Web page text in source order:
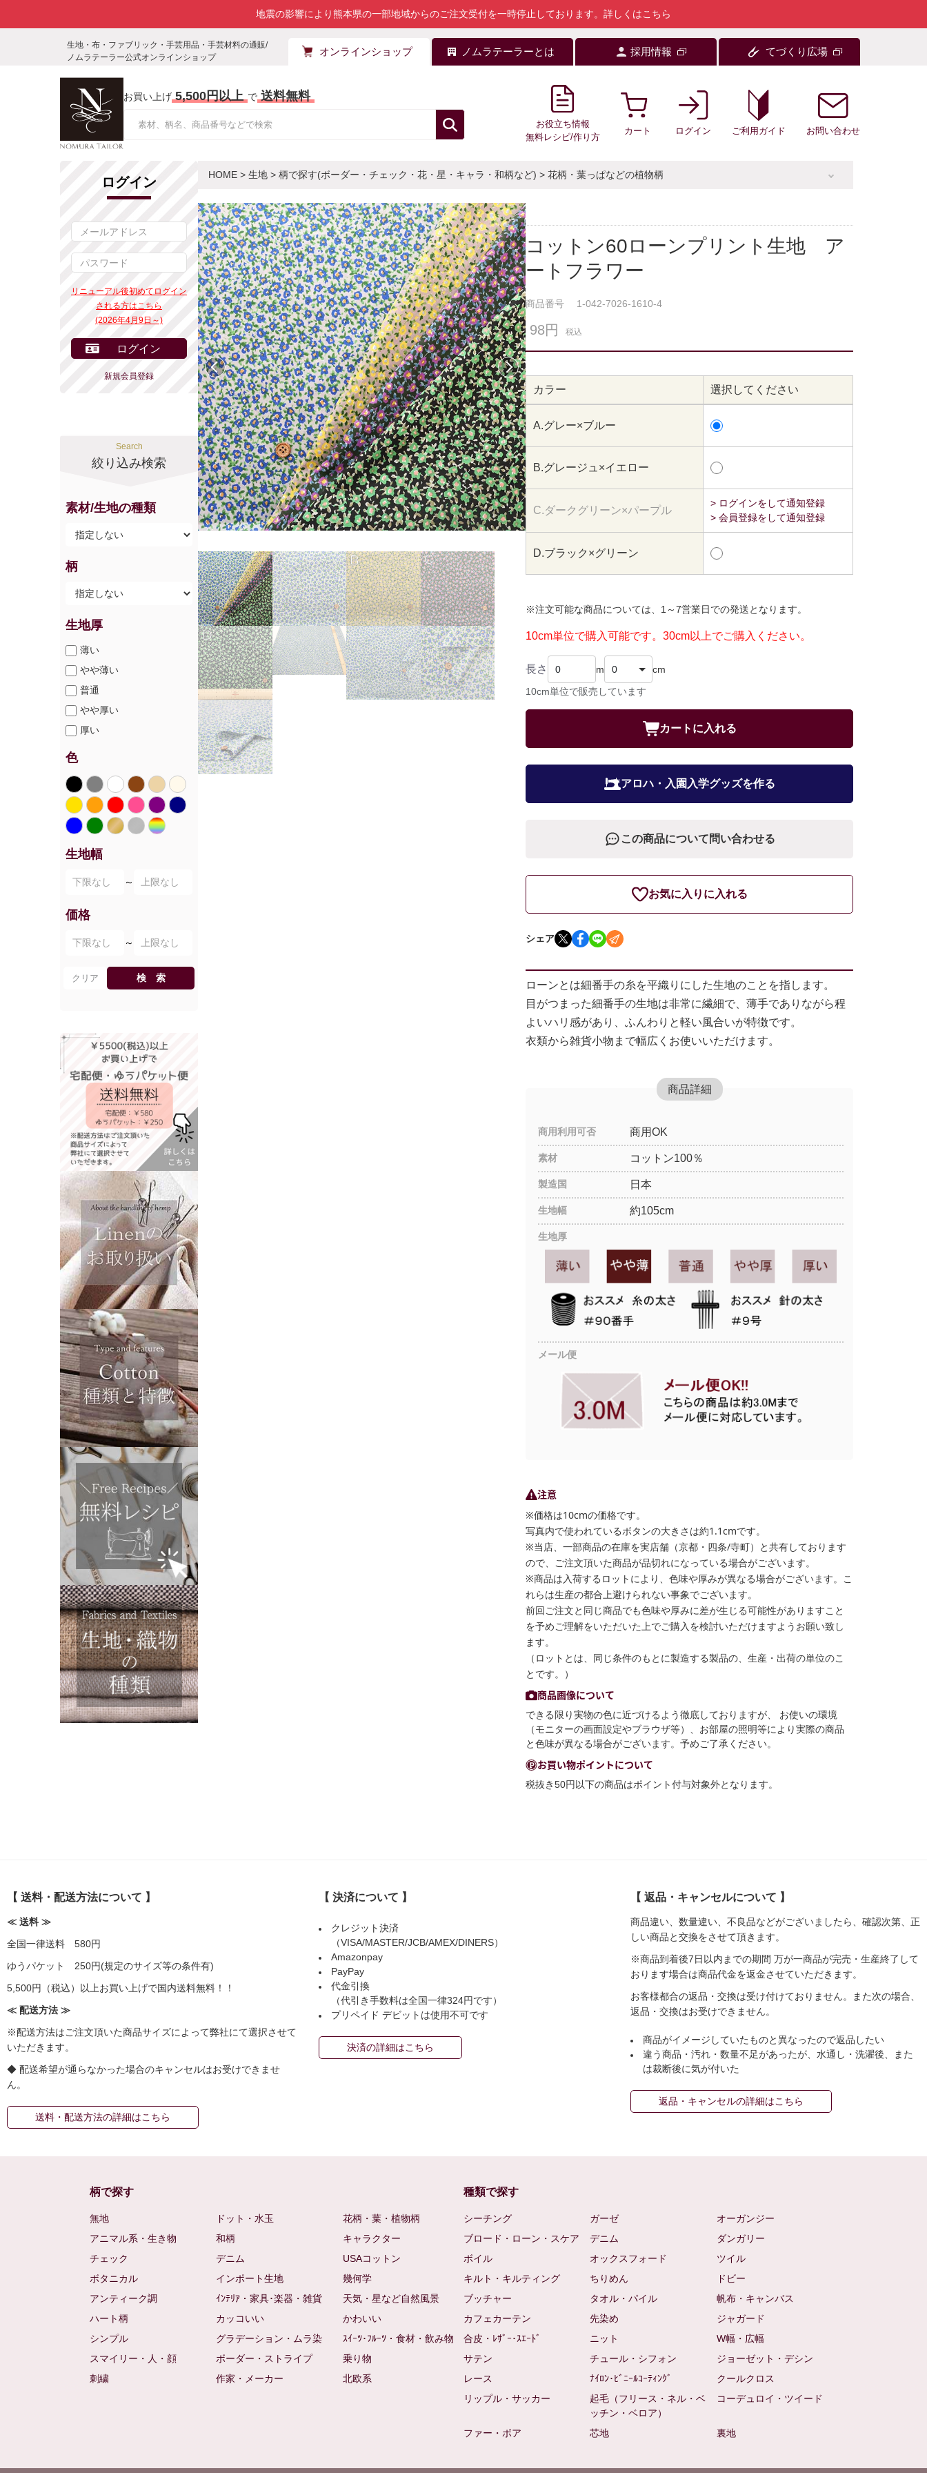
地震の影響により熊本県の一部地域からのご注文受付を一時停止しております。 詳しくはこちら
生地・布・ファブリック・手芸用品・手芸材料の通販/
ノムラテーラー公式オンラインショップ
オンラインショップ ノムラテーラーとは 採用情報 てづくり広場
お買い上げ 5,500円以上 で 送料無料
お役立ち情報
無料レシピ/作り方
カート ログイン ご利用ガイド お問い合わせ
ログイン
リニューアル後初めてログイン
される方はこちら
(2026年4月9日～)
ログイン
新規会員登録
Search
絞り込み検索
素材/生地の種類
柄
生地厚
薄い
やや薄い
普通
やや厚い
厚い
色
生地幅
～
価格
～
クリア 検 索
HOME > 生地 > 柄で探す(ボーダー・チェック・花・星・キャラ・和柄など) > 花柄・葉っぱなどの植物柄
前へ 次へ
コットン60ローンプリント生地 ア
ートフラワー
商品番号 1-042-7026-1610-4
98円 税込
カラー 選択してください
A.グレー×ブルー
B.グレージュ×イエロー
C.ダークグリーン×パープル
> ログインをして通知登録
> 会員登録をして通知登録
D.ブラック×グリーン
※注文可能な商品については、1～7営業日での発送となります。
10cm単位で購入可能です。30cm以上でご購入ください。
長さ m cm
10cm単位で販売しています
カートに入れる
アロハ・入園入学グッズを作る
この商品について問い合わせる
お気に入りに入れる
シェア
ローンとは細番手の糸を平織りにした生地のことを指します。
目がつまった細番手の生地は非常に繊細で、薄手でありながら程
よいハリ感があり、ふんわりと軽い風合いが特徴です。
衣類から雑貨小物まで幅広くお使いいただけます。
商品詳細
商用利用可否 商用OK
素材 コットン100％
製造国 日本
生地幅 約105cm
生地厚
メール便
注意
※価格は10cmの価格です。
写真内で使われているボタンの大きさは約1.1cmです。
※当店、一部商品の在庫を実店舗（京都・四条/寺町）と共有しております
ので、ご注文頂いた商品が品切れになっている場合がございます。
※商品は入荷するロットにより、色味や厚みが異なる場合がございます。こ
れらは生産の都合上避けられない事象でございます。
前回ご注文と同じ商品でも色味や厚みに差が生じる可能性がありますこと
を予めご理解をいただいた上でご購入を検討いただけますようお願い致し
ます。
（ロットとは、同じ条件のもとに製造する製品の、生産・出荷の単位のこ
とです。）
商品画像について
できる限り実物の色に近づけるよう徹底しておりますが、 お使いの環境
（モニターの画面設定やブラウザ等）、お部屋の照明等により実際の商品
と色味が異なる場合がございます。予めご了承ください。
お買い物ポイントについて
税抜き50円以下の商品はポイント付与対象外となります。
【 送料・配送方法について 】
≪ 送料 ≫
全国一律送料 580円
ゆうパケット 250円(規定のサイズ等の条件有)
5,500円（税込）以上お買い上げで国内送料無料！！
≪ 配送方法 ≫
※配送方法はご注文頂いた商品サイズによって弊社にて選択させて
いただきます。
◆ 配送希望が通らなかった場合のキャンセルはお受けできませ
ん。
送料・配送方法の詳細はこちら
【 決済について 】
クレジット決済
（VISA/MASTER/JCB/AMEX/DINERS）
Amazonpay
PayPay
代金引換
（代引き手数料は全国一律324円です）
プリペイド デビットは使用不可です
決済の詳細はこちら
【 返品・キャンセルについて 】
商品違い、数量違い、不良品などがございましたら、確認次第、正
しい商品と交換をさせて頂きます。
※商品到着後7日以内までの期間 万が一商品が完売・生産終了して
おります場合は商品代金を返金させていただきます。
お客様都合の返品・交換は受け付けておりません。また次の場合、
返品・交換はお受けできません。
商品がイメージしていたものと異なったので返品したい
違う商品・汚れ・数量不足があったが、水通し・洗濯後、また
は裁断後に気が付いた
返品・キャンセルの詳細はこちら
柄で探す
無地 ドット・水玉
花柄・葉・植物柄
アニマル系・生き物
和柄
キャラクター
チェック
デニム
USAコットン
ボタニカル
インポート生地
幾何学
アンティーク調
ｲﾝﾃﾘｱ・家具･楽器・雑貨
天気・星など自然風景
ハート柄
カッコいい
かわいい
シンプル
グラデーション・ムラ染
ｽｲｰﾂ･ﾌﾙｰﾂ・食材・飲み物
スマイリー・人・顔
ボーダー・ストライプ
乗り物
刺繍
作家・メーカー 北欧系
種類で探す
シーチング ガーゼ
オーガンジー
ブロード・ローン・スケア
デニム
ダンガリー
ボイル
オックスフォード
ツイル
キルト・キルティング
ちりめん
ドビー
ブッチャー
タオル・パイル
帆布・キャンバス
カフェカーテン
先染め
ジャガード
合皮・ﾚｻﾞｰ･ｽｴｰﾄﾞ
ニット
W幅・広幅
サテン
チュール・シフォン
ジョーゼット・デシン
レース
ﾅｲﾛﾝ･ﾋﾞﾆｰﾙｺｰﾃｨﾝｸﾞ
クールクロス
リップル・サッカー
起毛（フリース・ネル・ベ
ッチン・ベロア）
コーデュロイ・ツイード
ファー・ボア 芯地 裏地